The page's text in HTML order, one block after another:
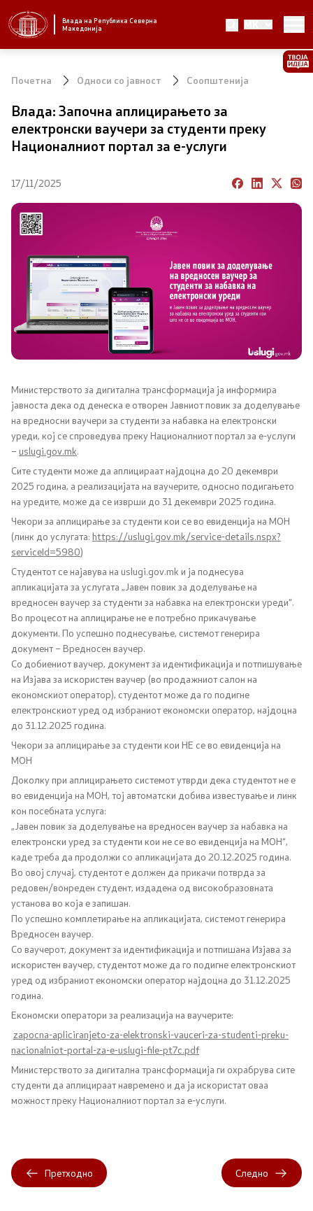
Влада на Република Северна
Македонија
MK
Стратешки приоритети и програма
Завршени планови
Национални стратегии
Претседател на Владата
Канцеларија на Претседателот на Владата
Заменици на Претседателот на Владата
Состав на Владата
Министерства
СОЗР
Комисии
Органи во состав
Национални координатори
Генерален Секретаријат
Односи со јавност
Канцеларија на портпарол
Медија центар
Отворена Влада
Отчетност
Финансии
Сервисни информации
Антикорупција
Организација и систематизација
Регулатива
Контакт
Контакт
Почетна Односи со јавност Соопштенија
Влада: Започна аплицирањето за
електронски ваучери за студенти преку
Националниот портал за е-услуги
17/11/2025
Министерството за дигитална трансформација ја информира
јавноста дека од денеска е отворен Јавниот повик за доделување
на вредносни ваучери за студенти за набавка на електронски
уреди, кој се спроведува преку Националниот портал за е-услуги
– uslugi.gov.mk.
Сите студенти може да аплицираат најдоцна до 20 декември
2025 година, а реализацијата на ваучерите, односно подигањето
на уредите, може да се изврши до 31 декември 2025 година.
Чекори за аплицирање за студенти кои се во евиденција на МОН
(линк до услугата: https://uslugi.gov.mk/service-details.nspx?
serviceId=5980)
Студентот се најавува на uslugi.gov.mk и ја поднесува
апликацијата за услугата „Јавен повик за доделување на
вредносен ваучер за студенти за набавка на електронски уреди“.
Во процесот на аплицирање не е потребно прикачување
документи. По успешно поднесување, системот генерира
документ – Вредносен ваучер.
Со добиениот ваучер, документ за идентификација и потпишување
на Изјава за искористен ваучер (во продажниот салон на
економскиот оператор), студентот може да го подигне
електронскиот уред од избраниот економски оператор, најдоцна
до 31.12.2025 година.
Чекори за аплицирање за студенти кои НЕ се во евиденција на
МОН
Доколку при аплицирањето системот утврди дека студентот не е
во евиденција на МОН, тој автоматски добива известување и линк
кон посебната услуга:
„Јавен повик за доделување на вредносен ваучер за набавка на
електронски уред за студенти кои не се во евиденција на МОН“,
каде треба да продолжи со апликацијата до 20.12.2025 година.
Во овој случај, студентот е должен да прикачи потврда за
редовен/вонреден студент, издадена од високобразовната
установа во која е запишан.
По успешно комплетирање на апликацијата, системот генерира
Вредносен ваучер.
Со ваучерот, документ за идентификација и потпишана Изјава за
искористен ваучер, студентот може да го подигне електронскиот
уред од избраниот економски оператор најдоцна до 31.12.2025
година.
Економски оператори за реализација на ваучерите:
zapocna-apliciranjeto-za-elektronski-vauceri-za-studenti-preku-
nacionalniot-portal-za-e-uslugi-file-pt7c.pdf
Министерството за дигитална трансформација ги охрабрува сите
студенти да аплицираат навремено и да ја искористат оваа
можност преку Националниот портал за е-услуги.
Претходно Следно